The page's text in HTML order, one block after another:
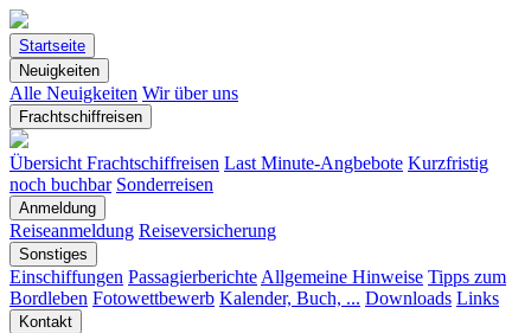
Startseite
Neuigkeiten
Alle Neuigkeiten Wir über uns
Frachtschiffreisen
Übersicht Frachtschiffreisen Last Minute-Angbebote Kurzfristig
noch buchbar Sonderreisen
Anmeldung
Reiseanmeldung Reiseversicherung
Sonstiges
Einschiffungen Passagierberichte Allgemeine Hinweise Tipps zum
Bordleben Fotowettbewerb Kalender, Buch, ... Downloads Links
Kontakt